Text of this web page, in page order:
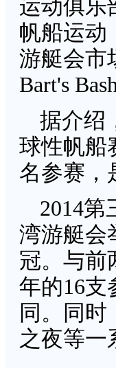
运动俱乐
帆船运动
游艇会市
Bart's
据介绍
球性帆船
名参赛，
2014第
湾游艇会
冠。与前
年的16支
同。同
之夜等一